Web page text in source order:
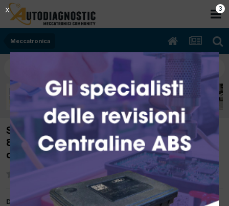
Meccatronica
SPOSTATO: [Seat 05/2000 1896cc AHF
81Kw Diesel] Cod 1276 Si accende la spia
come cammina
Da Phoenix
2
X